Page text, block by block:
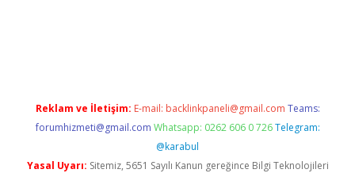
Reklam ve İletişim: E-mail: backlinkpaneli@gmail.com Teams:
forumhizmeti@gmail.com Whatsapp: 0262 606 0 726 Telegram:
@karabul
Yasal Uyarı: Sitemiz, 5651 Sayılı Kanun gereğince Bilgi Teknolojileri